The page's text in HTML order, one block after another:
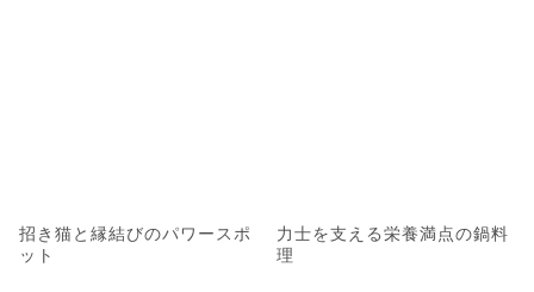
招き猫と縁結びのパワースポ
ット
力士を支える栄養満点の鍋料
理